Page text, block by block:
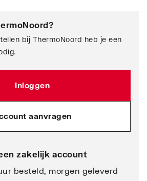
?
bij ThermoNoord heb je een
Inloggen
aanvragen
zakelijk account
besteld, morgen geleverd